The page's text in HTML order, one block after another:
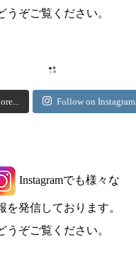
うぞご覧ください。
Follow on Instagram
Instagramでも様々な
を発信しております。
うぞご覧ください。